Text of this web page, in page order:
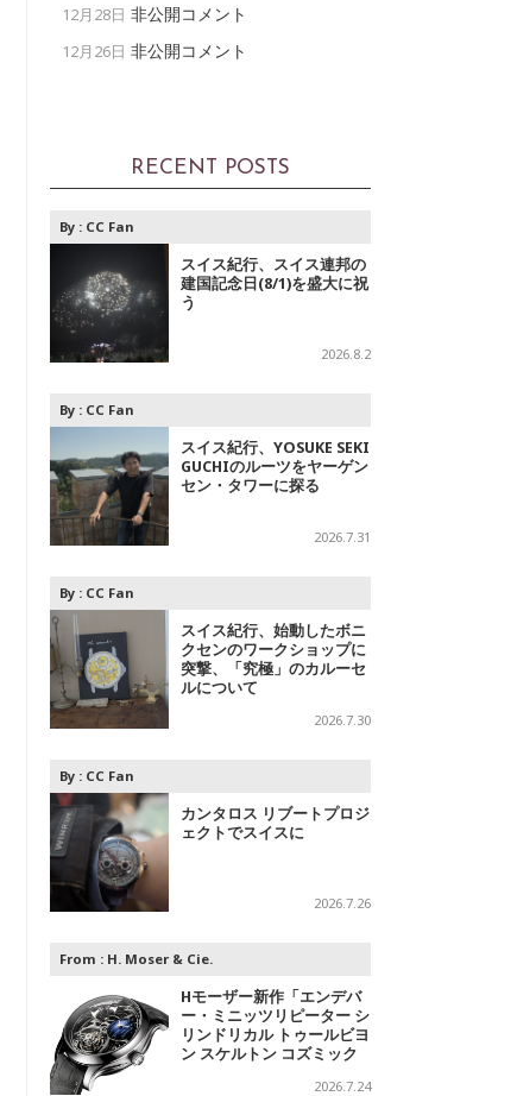
12月28日 非公開コメント
12月26日 非公開コメント
RECENT POSTS
By : CC Fan
スイス紀行、スイス連邦の
建国記念日(8/1)を盛大に祝
う
2026.8.2
By : CC Fan
スイス紀行、YOSUKE SEKI
GUCHIのルーツをヤーゲン
セン・タワーに探る
2026.7.31
By : CC Fan
スイス紀行、始動したボニ
クセンのワークショップに
突撃、「究極」のカルーセ
ルについて
2026.7.30
By : CC Fan
カンタロス リブートプロジ
ェクトでスイスに
2026.7.26
From : H. Moser & Cie.
Hモーザー新作「エンデバ
ー・ミニッツリピーター シ
リンドリカル トゥールビヨ
ン スケルトン コズミック
2026.7.24